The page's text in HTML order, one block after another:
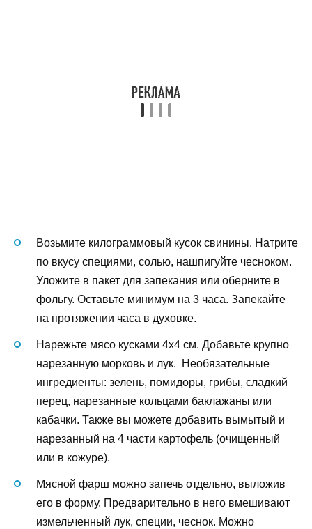
Возьмите килограммовый кусок свинины. Натрите
по вкусу специями, солью, нашпигуйте чесноком.
Уложите в пакет для запекания или оберните в
фольгу. Оставьте минимум на 3 часа. Запекайте
на протяжении часа в духовке.
Нарежьте мясо кусками 4х4 см. Добавьте крупно
нарезанную морковь и лук. Необязательные
ингредиенты: зелень, помидоры, грибы, сладкий
перец, нарезанные кольцами баклажаны или
кабачки. Также вы можете добавить вымытый и
нарезанный на 4 части картофель (очищенный
или в кожуре).
Мясной фарш можно запечь отдельно, выложив
его в форму. Предварительно в него вмешивают
измельченный лук, специи, чеснок. Можно